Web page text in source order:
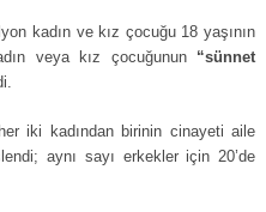
kadın ve kız çocuğu 18 yaşının
veya kız çocuğunun “sünnet
iki kadından birinin cinayeti aile
aynı sayı erkekler için 20’de